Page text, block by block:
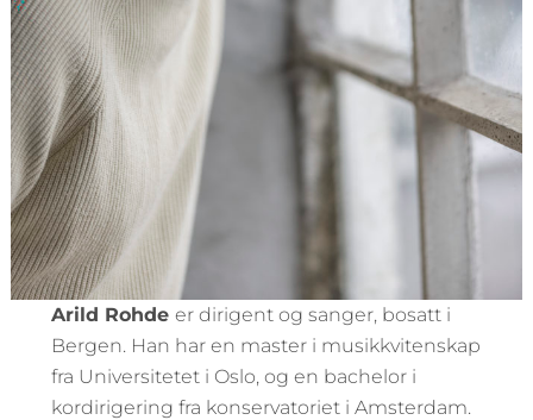
Arild Rohdeer dirigent og sanger, bosatt i
Bergen. Han har en master i musikkvitenskap
fra Universitetet i Oslo, og en bachelor i
kordirigering fra konservatoriet i Amsterdam.